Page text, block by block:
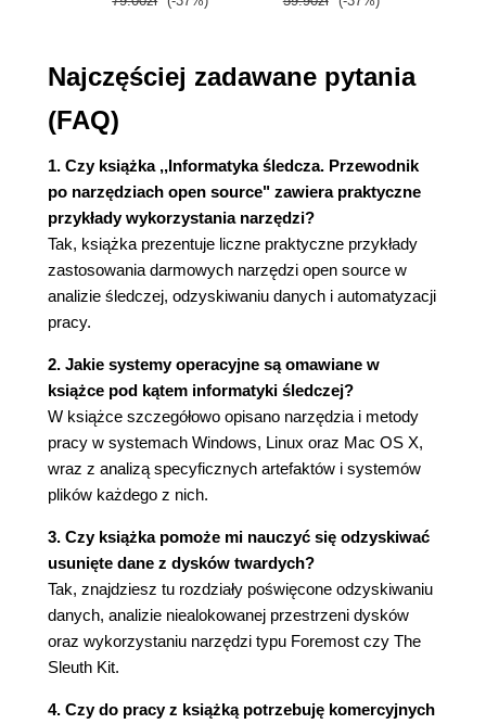
Rozpakowywanie pakietów oprogramowania
Systemy kontroli wersji pakietów
oprogramowania (35)
Instalowanie interpreterów (36)
Praca z binarnymi obrazami nośników
danych (38)
Stacja robocza z systemem Windows (46)
Budowanie pakietów oprogramowania (47)
Instalowanie interpreterów (49)
Praca z binarnymi obrazami nośników
Podsumowanie (58)
Bibliografia (59)
Rozdział 3. Analiza zawartości dysku i systemu
plików (61)
Analiza zawartości nośników danych - pojęcia
podstawowe (61)
Abstrakcyjny model systemu plików (62)
Pakiet The Sleuth Kit (64)
Instalowanie pakietu The Sleuth Kit (65)
Narzędzia pakietu (66)
Podział na partycje i konfiguracja dysków (77)
Macierze RAID (79)
Najczęściej zadawane pytania
(FAQ)
1. Czy książka ,,Informatyka śledcza. Przewodnik
po narzędziach open source" zawiera praktyczne
przykłady wykorzystania narzędzi?
Tak, książka prezentuje liczne praktyczne przykłady
zastosowania darmowych narzędzi open source w
analizie śledczej, odzyskiwaniu danych i automatyzacji
pracy.
2. Jakie systemy operacyjne są omawiane w
książce pod kątem informatyki śledczej?
W książce szczegółowo opisano narzędzia i metody
pracy w systemach Windows, Linux oraz Mac OS X,
wraz z analizą specyficznych artefaktów i systemów
plików każdego z nich.
3. Czy książka pomoże mi nauczyć się odzyskiwać
usunięte dane z dysków twardych?
Tak, znajdziesz tu rozdziały poświęcone odzyskiwaniu
danych, analizie niealokowanej przestrzeni dysków
oraz wykorzystaniu narzędzi typu Foremost czy The
Sleuth Kit.
4. Czy do pracy z książką potrzebuję komercyjnych